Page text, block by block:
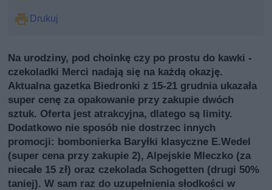
Drukuj
Na urodziny, pod choinkę czy po prostu do kawki -
czekoladki Merci nadają się na każdą okazję.
Aktualna gazetka Biedronki z 15-21 grudnia ukazała
super cenę za opakowanie przy zakupie dwóch
sztuk. Oferta jest atrakcyjna, dlatego są limity.
Dodatkowo nie sposób nie dostrzec innych
promocji: bombonierka Baryłki klasyczne E.Wedel
(super cena przy zakupie 2), Alpejskie Mleczko (za
niecałe 15 zł) oraz czekolada Schogetten (drugi 50%
taniej). W sam raz do uzupełnienia słodkości w